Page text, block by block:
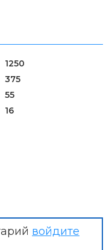
1250
375
55
16
войдите